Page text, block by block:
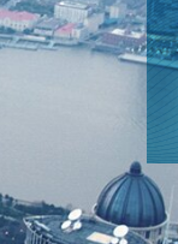
環境、社會及企業管治